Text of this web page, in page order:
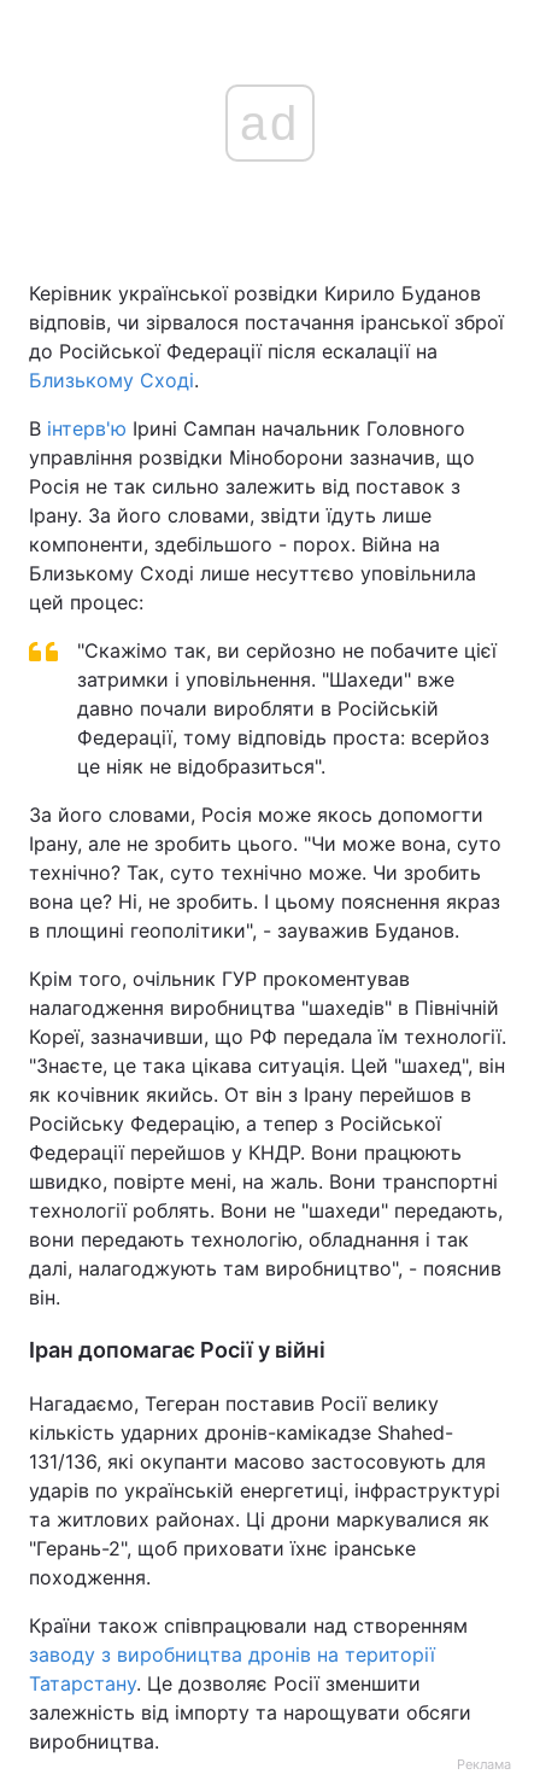
ad
Керівник української розвідки Кирило Буданов
відповів, чи зірвалося постачання іранської зброї
до Російської Федерації після ескалації на
Близькому Сході.
В інтерв'ю Ірині Сампан начальник Головного
управління розвідки Міноборони зазначив, що
Росія не так сильно залежить від поставок з
Ірану. За його словами, звідти їдуть лише
компоненти, здебільшого - порох. Війна на
Близькому Сході лише несуттєво уповільнила
цей процес:
"Скажімо так, ви серйозно не побачите цієї
затримки і уповільнення. "Шахеди" вже
давно почали виробляти в Російській
Федерації, тому відповідь проста: всерйоз
це ніяк не відобразиться".
За його словами, Росія може якось допомогти
Ірану, але не зробить цього. "Чи може вона, суто
технічно? Так, суто технічно може. Чи зробить
вона це? Ні, не зробить. І цьому пояснення якраз
в площині геополітики", - зауважив Буданов.
Крім того, очільник ГУР прокоментував
налагодження виробництва "шахедів" в Північній
Кореї, зазначивши, що РФ передала їм технології.
"Знаєте, це така цікава ситуація. Цей "шахед", він
як кочівник якийсь. От він з Ірану перейшов в
Російську Федерацію, а тепер з Російської
Федерації перейшов у КНДР. Вони працюють
швидко, повірте мені, на жаль. Вони транспортні
технології роблять. Вони не "шахеди" передають,
вони передають технологію, обладнання і так
далі, налагоджують там виробництво", - пояснив
він.
Іран допомагає Росії у війні
Нагадаємо, Тегеран поставив Росії велику
кількість ударних дронів-камікадзе Shahed-
131/136, які окупанти масово застосовують для
ударів по українській енергетиці, інфраструктурі
та житлових районах. Ці дрони маркувалися як
"Герань-2", щоб приховати їхнє іранське
походження.
Країни також співпрацювали над створенням
заводу з виробництва дронів на території
Татарстану. Це дозволяє Росії зменшити
залежність від імпорту та нарощувати обсяги
виробництва.
Реклама